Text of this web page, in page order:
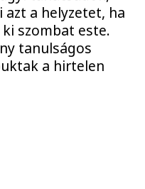
azt a helyzetet, ha
szombat este.
tanulságos
a hirtelen